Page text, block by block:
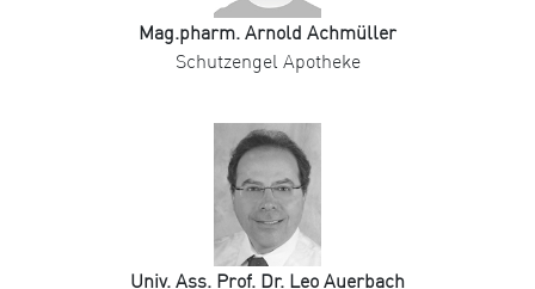
Mag.pharm. Arnold Achmüller
Schutzengel Apotheke
Univ. Ass. Prof. Dr. Leo Auerbach